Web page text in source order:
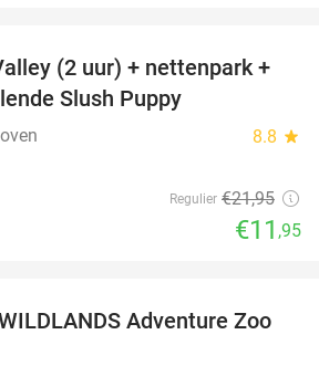
46%
(2 uur) + nettenpark +
Slush Puppy
8.8 star
Regulier €21,95
€11 ,95
24%
Adventure Zoo